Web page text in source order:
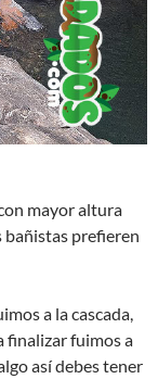
mayor altura
bañistas prefieren
a la cascada,
finalizar fuimos a
así­ debes tener